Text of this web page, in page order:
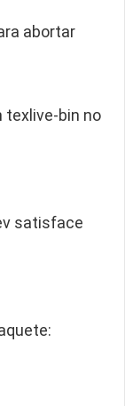
abortar
texlive-bin no
satisface